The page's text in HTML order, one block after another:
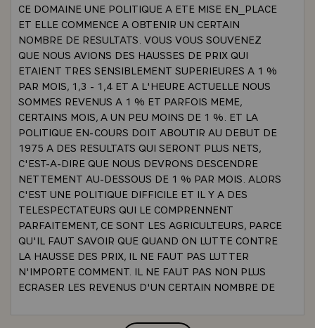
CE DOMAINE UNE POLITIQUE A ETE MISE EN_PLACE
ET ELLE COMMENCE A OBTENIR UN CERTAIN
NOMBRE DE RESULTATS. VOUS VOUS SOUVENEZ
QUE NOUS AVIONS DES HAUSSES DE PRIX QUI
ETAIENT TRES SENSIBLEMENT SUPERIEURES A 1 %
PAR MOIS, 1,3 - 1,4 ET A L'HEURE ACTUELLE NOUS
SOMMES REVENUS A 1 % ET PARFOIS MEME,
CERTAINS MOIS, A UN PEU MOINS DE 1 %. ET LA
POLITIQUE EN-COURS DOIT ABOUTIR AU DEBUT DE
1975 A DES RESULTATS QUI SERONT PLUS NETS,
C'EST-A-DIRE QUE NOUS DEVRONS DESCENDRE
NETTEMENT AU-DESSOUS DE 1 % PAR MOIS. ALORS
C'EST UNE POLITIQUE DIFFICILE ET IL Y A DES
TELESPECTATEURS QUI LE COMPRENNENT
PARFAITEMENT, CE SONT LES AGRICULTEURS, PARCE
QU'IL FAUT SAVOIR QUE QUAND ON LUTTE CONTRE
LA HAUSSE DES PRIX, IL NE FAUT PAS LUTTER
N'IMPORTE COMMENT. IL NE FAUT PAS NON PLUS
ECRASER LES REVENUS D'UN CERTAIN NOMBRE DE